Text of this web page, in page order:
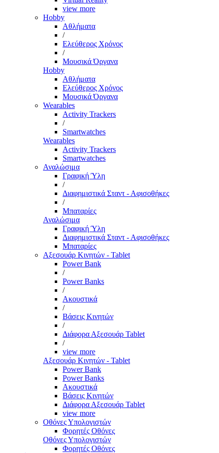
view more
Hobby
Αθλήματα
/
Ελεύθερος Χρόνος
/
Μουσικά Όργανα
Hobby
Αθλήματα
Ελεύθερος Χρόνος
Μουσικά Όργανα
Wearables
Activity Trackers
/
Smartwatches
Wearables
Activity Trackers
Smartwatches
Αναλώσιμα
Γραφική Ύλη
/
Διαφημιστικά Σταντ - Αφισοθήκες
/
Μπαταρίες
Αναλώσιμα
Γραφική Ύλη
Διαφημιστικά Σταντ - Αφισοθήκες
Μπαταρίες
Αξεσουάρ Κινητών - Tablet
Power Bank
/
Power Banks
/
Ακουστικά
/
Βάσεις Κινητών
/
Διάφορα Αξεσουάρ Tablet
/
view more
Αξεσουάρ Κινητών - Tablet
Power Bank
Power Banks
Ακουστικά
Βάσεις Κινητών
Διάφορα Αξεσουάρ Tablet
view more
Οθόνες Υπολογιστών
Φορητές Οθόνες
Οθόνες Υπολογιστών
Φορητές Οθόνες